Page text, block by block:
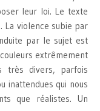
leur loi. Le texte
La violence subie par
par le sujet est
extrêmement
très divers, parfois
inattendues qui nous
que réalistes. Un